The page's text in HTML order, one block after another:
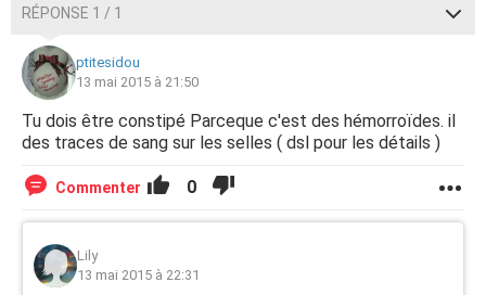
RÉPONSE 1 / 1
ptitesidou
13 mai 2015 à 21:50
Tu dois être constipé Parceque c'est des hémorroïdes. il
des traces de sang sur les selles ( dsl pour les détails )
Commenter 0
Lily
13 mai 2015 à 22:31